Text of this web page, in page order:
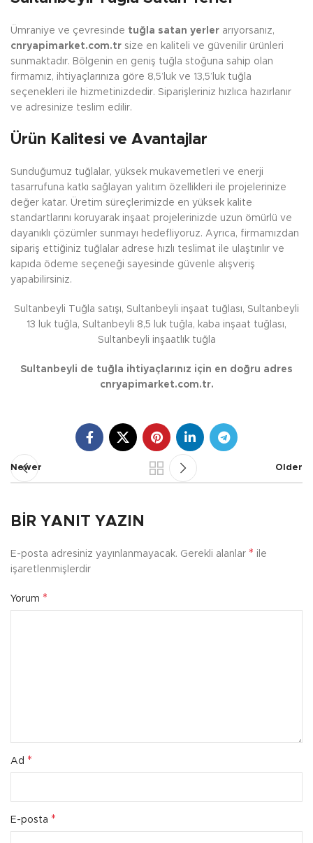
Ümraniye ve çevresinde tuğla satan yerler arıyorsanız,
cnryapimarket.com.tr size en kaliteli ve güvenilir ürünleri
sunmaktadır. Bölgenin en geniş tuğla stoğuna sahip olan
firmamız, ihtiyaçlarınıza göre 8,5’luk ve 13,5’luk tuğla
seçenekleri ile hizmetinizdedir. Siparişleriniz hızlıca hazırlanır
ve adresinize teslim edilir.
Ürün Kalitesi ve Avantajlar
Sunduğumuz tuğlalar, yüksek mukavemetleri ve enerji
tasarrufuna katkı sağlayan yalıtım özellikleri ile projelerinize
değer katar. Üretim süreçlerimizde en yüksek kalite
standartlarını koruyarak inşaat projelerinizde uzun ömürlü ve
dayanıklı çözümler sunmayı hedefliyoruz. Ayrıca, firmamızdan
sipariş ettiğiniz tuğlalar adrese hızlı teslimat ile ulaştırılır ve
kapıda ödeme seçeneği sayesinde güvenle alışveriş
yapabilirsiniz.
Sultanbeyli Tuğla satışı, Sultanbeyli inşaat tuğlası, Sultanbeyli
13 luk tuğla, Sultanbeyli 8,5 luk tuğla, kaba inşaat tuğlası,
Sultanbeyli inşaatlık tuğla
Sultanbeyli de tuğla ihtiyaçlarınız için en doğru adres
cnryapimarket.com.tr.
Newer Older
BIR YANIT YAZIN
E-posta adresiniz yayınlanmayacak. Gerekli alanlar * ile
işaretlenmişlerdir
Yorum *
Ad *
E-posta *